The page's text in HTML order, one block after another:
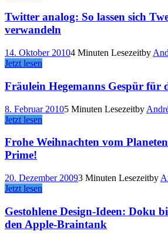
Twitter analog: So lassen sich
verwandeln
14. Oktober 20104 Minuten Lesezeitby
Jetzt lesen
Fräulein Hegemanns Gespür für
8. Februar 20105 Minuten Lesezeitby
Jetzt lesen
Frohe Weihnachten vom
Prime!
20. Dezember 20093 Minuten Lesezeitby
Jetzt lesen
Gestohlene Design-Ideen: Doku
den Apple-Braintank